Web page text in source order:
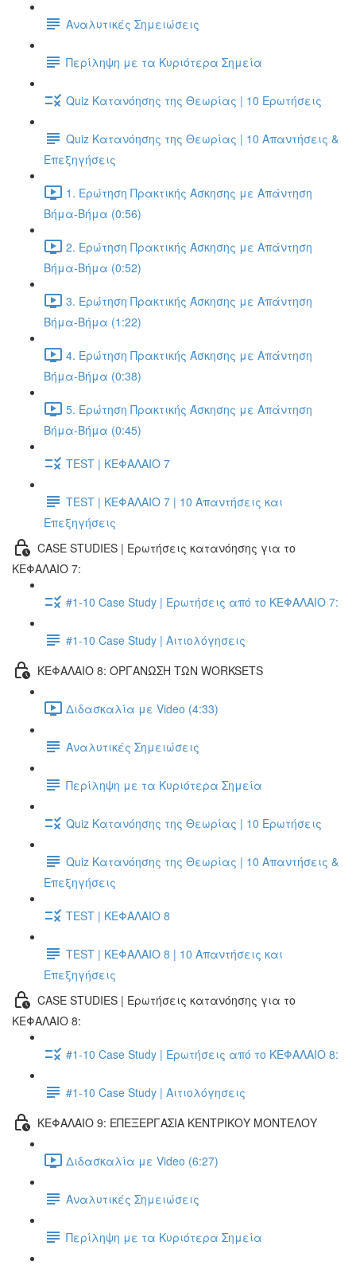
Αναλυτικές Σημειώσεις
Περίληψη με τα Κυριότερα Σημεία
Quiz Κατανόησης της Θεωρίας | 10 Ερωτήσεις
Quiz Κατανόησης της Θεωρίας | 10 Απαντήσεις &
Επεξηγήσεις
1. Ερώτηση Πρακτικής Άσκησης με Απάντηση
Βήμα-Βήμα (0:56)
2. Ερώτηση Πρακτικής Άσκησης με Απάντηση
Βήμα-Βήμα (0:52)
3. Ερώτηση Πρακτικής Άσκησης με Απάντηση
Βήμα-Βήμα (1:22)
4. Ερώτηση Πρακτικής Άσκησης με Απάντηση
Βήμα-Βήμα (0:38)
5. Ερώτηση Πρακτικής Άσκησης με Απάντηση
Βήμα-Βήμα (0:45)
TEST | ΚΕΦΑΛΑΙΟ 7
TEST | ΚΕΦΑΛΑΙΟ 7 | 10 Απαντήσεις και
Επεξηγήσεις
CASE STUDIES | Ερωτήσεις κατανόησης για το
ΚΕΦΑΛΑΙΟ 7:
#1-10 Case Study | Ερωτήσεις από το ΚΕΦΑΛΑΙΟ 7:
#1-10 Case Study | Αιτιολόγησεις
ΚΕΦΑΛΑΙΟ 8: ΟΡΓΑΝΩΣΗ ΤΩΝ WORKSETS
Διδασκαλία με Video (4:33)
Αναλυτικές Σημειώσεις
Περίληψη με τα Κυριότερα Σημεία
Quiz Κατανόησης της Θεωρίας | 10 Ερωτήσεις
Quiz Κατανόησης της Θεωρίας | 10 Απαντήσεις &
Επεξηγήσεις
TEST | ΚΕΦΑΛΑΙΟ 8
TEST | ΚΕΦΑΛΑΙΟ 8 | 10 Απαντήσεις και
Επεξηγήσεις
CASE STUDIES | Ερωτήσεις κατανόησης για το
ΚΕΦΑΛΑΙΟ 8:
#1-10 Case Study | Ερωτήσεις από το ΚΕΦΑΛΑΙΟ 8:
#1-10 Case Study | Αιτιολόγησεις
ΚΕΦΑΛΑΙΟ 9: ΕΠΕΞΕΡΓΑΣΙΑ ΚΕΝΤΡΙΚΟΥ ΜΟΝΤΕΛΟΥ
Διδασκαλία με Video (6:27)
Αναλυτικές Σημειώσεις
Περίληψη με τα Κυριότερα Σημεία